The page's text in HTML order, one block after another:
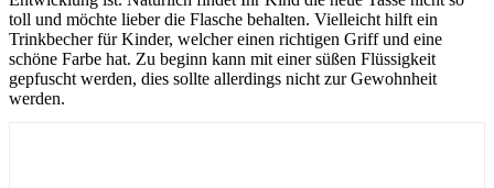
toll und möchte lieber die Flasche behalten. Vielleicht hilft ein
Trinkbecher für Kinder, welcher einen richtigen Griff und eine
schöne Farbe hat. Zu beginn kann mit einer süßen Flüssigkeit
gepfuscht werden, dies sollte allerdings nicht zur Gewohnheit
werden.